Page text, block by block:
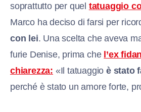
soprattutto per quel tatuaggio
Marco ha deciso di farsi per
con lei. Una scelta che aveva
furie Denise, prima che l’ex
chiarezza: «Il tatuaggioè stato
perché è stato un amore forte,